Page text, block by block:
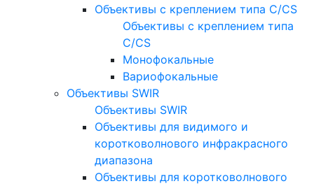
Объективы с креплением типа C/CS
Объективы с креплением типа
C/CS
Монофокальные
Вариофокальные
Объективы SWIR
Объективы SWIR
Объективы для видимого и
коротковолнового инфракрасного
диапазона
Объективы для коротковолнового